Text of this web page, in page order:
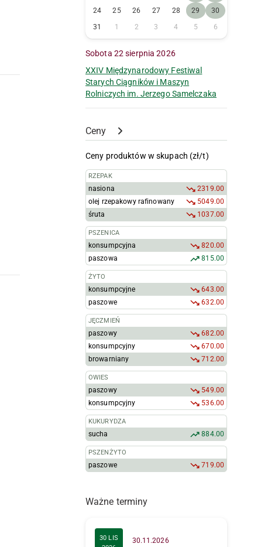
24
25 26 27 28 29
30
31
1 2 3 4 5 6
Sobota 22 sierpnia 2026
XXIV Międzynarodowy Festiwal
Starych Ciągników i Maszyn
Rolniczych im. Jerzego Samelczaka
Ceny
Ceny produktów w skupach (zł/t)
RZEPAK
nasiona
2319.00
olej rzepakowy rafinowany
5049.00
śruta
1037.00
PSZENICA
konsumpcyjna
820.00
paszowa
815.00
ŻYTO
konsumpcyjne
643.00
paszowe
632.00
JĘCZMIEŃ
paszowy
682.00
konsumpcyjny
670.00
browarniany
712.00
OWIES
paszowy
549.00
konsumpcyjny
536.00
KUKURYDZA
sucha 884.00
PSZENŻYTO
paszowe 719.00
Ważne terminy
30 LIS
30.11.2026